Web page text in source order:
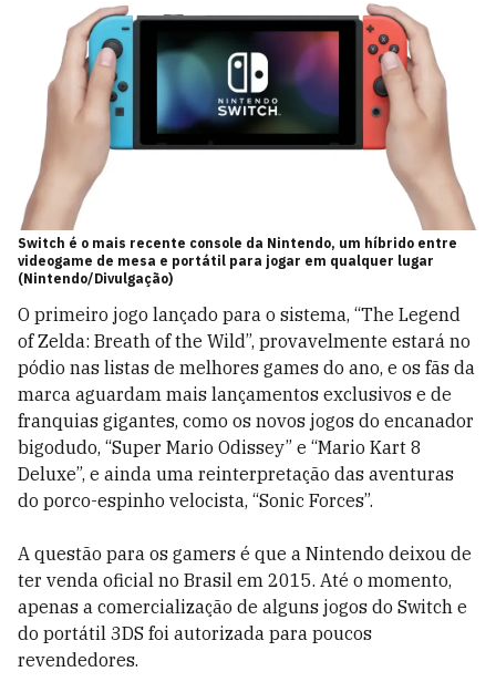
Switch é o mais recente console da Nintendo, um híbrido entre
videogame de mesa e portátil para jogar em qualquer lugar
(Nintendo/Divulgação)
O primeiro jogo lançado para o sistema, “The Legend
of Zelda: Breath of the Wild”, provavelmente estará no
pódio nas listas de melhores games do ano, e os fãs da
marca aguardam mais lançamentos exclusivos e de
franquias gigantes, como os novos jogos do encanador
bigodudo, “Super Mario Odissey” e “Mario Kart 8
Deluxe”, e ainda uma reinterpretação das aventuras
do porco-espinho velocista, “Sonic Forces”.
A questão para os gamers é que a Nintendo deixou de
ter venda oficial no Brasil em 2015. Até o momento,
apenas a comercialização de alguns jogos do Switch e
do portátil 3DS foi autorizada para poucos
revendedores.